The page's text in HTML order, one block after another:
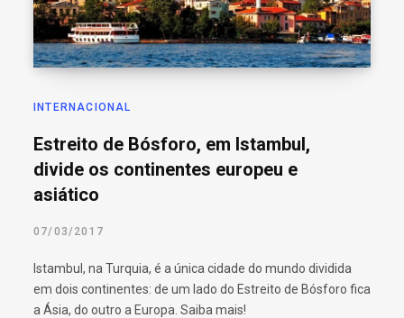
INTERNACIONAL
Estreito de Bósforo, em Istambul,
divide os continentes europeu e
asiático
07/03/2017
Istambul, na Turquia, é a única cidade do mundo dividida
em dois continentes: de um lado do Estreito de Bósforo fica
a Ásia, do outro a Europa. Saiba mais!